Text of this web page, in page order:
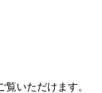
いただけます。